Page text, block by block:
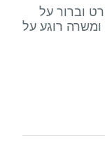
וברור על
ומשרה רוגע על